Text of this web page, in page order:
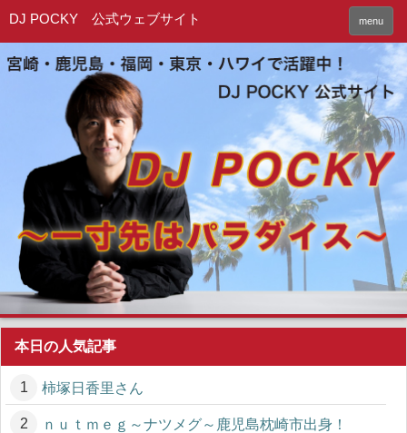
menu
DJ POCKY 公式ウェブサイト
本日の人気記事
柿塚日香里さん
ｎｕｔｍｅｇ～ナツメグ～鹿児島枕崎市出身！